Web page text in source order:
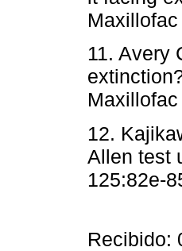
11. Avery
12.
Allen test
125:82e-
Recibido: